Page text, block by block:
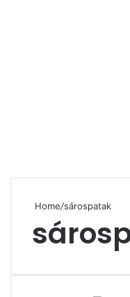
Home/sárospatak